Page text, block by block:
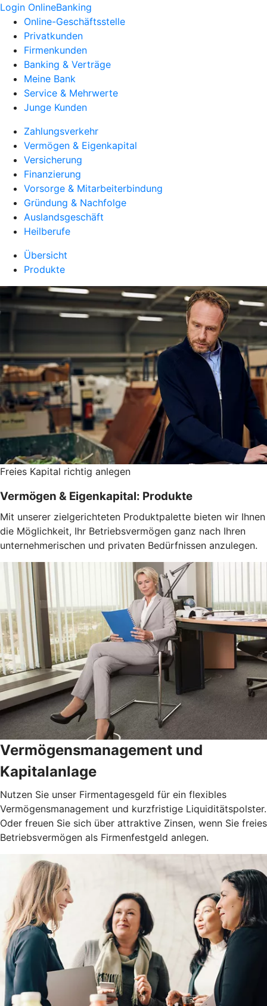
Login OnlineBanking
Online-Geschäftsstelle
Privatkunden
Firmenkunden
Banking & Verträge
Meine Bank
Service & Mehrwerte
Junge Kunden
Zahlungsverkehr
Vermögen & Eigenkapital
Versicherung
Finanzierung
Vorsorge & Mitarbeiterbindung
Gründung & Nachfolge
Auslandsgeschäft
Heilberufe
Übersicht
Produkte
Freies Kapital richtig anlegen
Vermögen & Eigenkapital: Produkte
Mit unserer zielgerichteten Produktpalette bieten wir Ihnen
die Möglichkeit, Ihr Betriebsvermögen ganz nach Ihren
unternehmerischen und privaten Bedürfnissen anzulegen.
Vermögensmanagement und
Kapitalanlage
Nutzen Sie unser Firmentagesgeld für ein flexibles
Vermögensmanagement und kurzfristige Liquiditätspolster.
Oder freuen Sie sich über attraktive Zinsen, wenn Sie freies
Betriebsvermögen als Firmenfestgeld anlegen.